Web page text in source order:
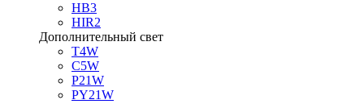
HB3
HIR2
Дополнительный свет
T4W
C5W
P21W
PY21W